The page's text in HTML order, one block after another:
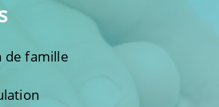
de famille